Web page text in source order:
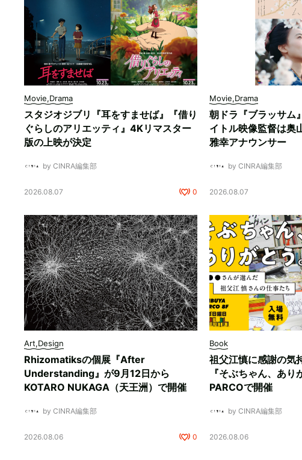
Movie,Drama
スタジオジブリ『耳をすませば』『借り
ぐらしのアリエッティ』4Kリマスター
版の上映が決定
by CINRA編集部
2026.08.07 0
Movie,Drama
朝ドラ『ブラッサム
イトル映像監督は奥
雅幸アナウンサー
by CINRA編集部
2026.08.07
Art,Design
Rhizomatiksの個展『After
Understanding』が9月12日から
KOTARO NUKAGA（天王洲）で開催
by CINRA編集部
2026.08.06 0
Book
祖父江慎に感謝の気
『そぶちゃん、あり
PARCOで開催
by CINRA編集部
2026.08.06